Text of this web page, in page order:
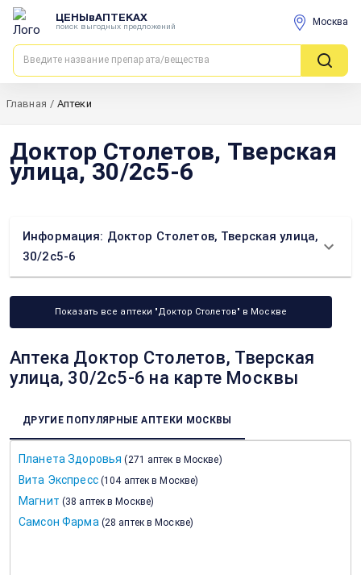
ЦЕНЫвАПТЕКАХ
поиск выгодных предложений Москва
Главная / Аптеки
Доктор Столетов, Тверская
улица, 30/2с5-6
Информация: Доктор Столетов, Тверская улица,
30/2с5-6
Показать все аптеки "Доктор Столетов" в Москве
Аптека Доктор Столетов, Тверская
улица, 30/2с5-6 на карте Москвы
ДРУГИЕ ПОПУЛЯРНЫЕ АПТЕКИ МОСКВЫ
Планета Здоровья (271 аптек в Москве)
Вита Экспресс (104 аптек в Москве)
Магнит (38 аптек в Москве)
Самсон Фарма (28 аптек в Москве)